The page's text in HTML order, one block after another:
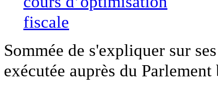
Sommée de s'expliquer sur
exécutée auprès du